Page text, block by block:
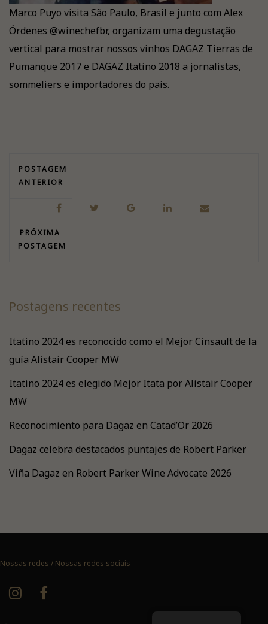
Marco Puyo visita São Paulo, Brasil e junto com Alex
Órdenes @winechefbr, organizam uma degustação
vertical para mostrar nossos vinhos DAGAZ Tierras de
Pumanque 2017 e DAGAZ Itatino 2018 a jornalistas,
sommeliers e importadores do país.
POSTAGEM
ANTERIOR
PRÓXIMA
POSTAGEM
Postagens recentes
Itatino 2024 es reconocido como el Mejor Cinsault de la
guía Alistair Cooper MW
Itatino 2024 es elegido Mejor Itata por Alistair Cooper
MW
Reconocimiento para Dagaz en Catad’Or 2026
Dagaz celebra destacados puntajes de Robert Parker
Viña Dagaz en Robert Parker Wine Advocate 2026
Nossas redes / Nossas redes sociais